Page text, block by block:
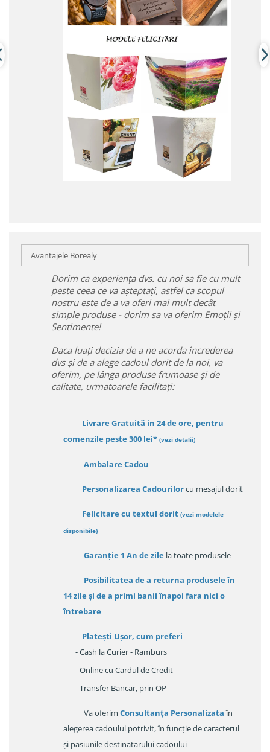
Avantajele Borealy
Dorim ca experiența dvs. cu noi sa fie cu mult
peste ceea ce va așteptați, astfel ca scopul
nostru este de a va oferi mai mult decât
simple produse - dorim sa va oferim Emoții și
Sentimente!
Daca luați decizia de a ne acorda încrederea
dvs și de a alege cadoul dorit de la noi, va
oferim, pe lânga produse frumoase și de
calitate, urmatoarele facilitați:
Livrare Gratuită in 24 de ore, pentru
comenzile peste 300 lei* (vezi detalii)
Ambalare Cadou
Personalizarea Cadourilorcu mesajul dorit
Felicitare cu textul dorit (vezi modelele
disponibile)
Garanție 1 An de zile la toate produsele
Posibilitatea de a returna produsele în
14 zileși de a primi banii înapoi fara nici o
întrebare
Platești Ușor, cum preferi
- Cash la Curier - Ramburs
- Online cu Cardul de Credit
- Transfer Bancar, prin OP
Va oferim Consultanța Personalizataîn
alegerea cadoulul potrivit, în funcție de caracterul
și pasiunile destinatarului cadoului